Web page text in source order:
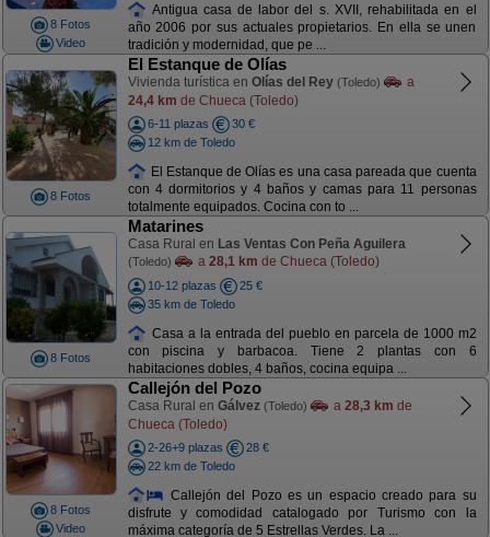
8 Fotos
Video
Antigua casa de labor del s. XVII, rehabilitada en el
año 2006 por sus actuales propietarios. En ella se unen
tradición y modernidad, que pe ...
8 Fotos
El Estanque de Olías
Vivienda turística en Olías del Rey (Toledo)
a
24,4 km de Chueca (Toledo)
6-11 plazas
30 €
12 km de Toledo
El Estanque de Olías es una casa pareada que cuenta
con 4 dormitorios y 4 baños y camas para 11 personas
totalmente equipados. Cocina con to ...
8 Fotos
Matarines
Casa Rural en Las Ventas Con Peña Aguilera
(Toledo) a 28,1 km de Chueca (Toledo)
10-12 plazas
25 €
35 km de Toledo
Casa a la entrada del pueblo en parcela de 1000 m2
con piscina y barbacoa. Tiene 2 plantas con 6
habitaciones dobles, 4 baños, cocina equipa ...
8 Fotos
Video
Callejón del Pozo
Casa Rural en Gálvez (Toledo) a 28,3 km de
Chueca (Toledo)
2-26+9 plazas
28 €
22 km de Toledo
Callejón del Pozo es un espacio creado para su
disfrute y comodidad catalogado por Turismo con la
máxima categoría de 5 Estrellas Verdes. La ...